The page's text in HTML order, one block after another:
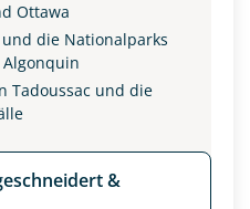
Ottawa
die Nationalparks
Tadoussac und die
&
Option 2